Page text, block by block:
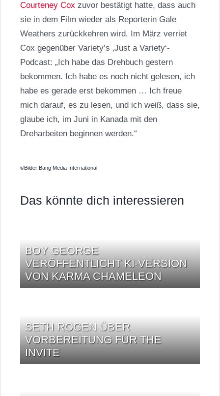
Courteney Cox zuvor bestätigt hatte, dass auch
sie in dem Film wieder als Reporterin Gale
Weathers zurückkehren wird. Im März verriet
Cox gegenüber Variety’s ‚Just a Variety‘-
Podcast: „Ich habe das Drehbuch gestern
bekommen. Ich habe es noch nicht gelesen, ich
habe es gerade erst bekommen … Ich freue
mich darauf, es zu lesen, und ich weiß, dass sie,
glaube ich, im Juni in Kanada mit den
Dreharbeiten beginnen werden.“
©Bilder:Bang Media International
Das könnte dich interessieren
BOY GEORGE
VERÖFFENTLICHT KI-VERSION
VON KARMA CHAMELEON
SETH ROGEN ÜBER
VORBEREITUNG FÜR THE
INVITE